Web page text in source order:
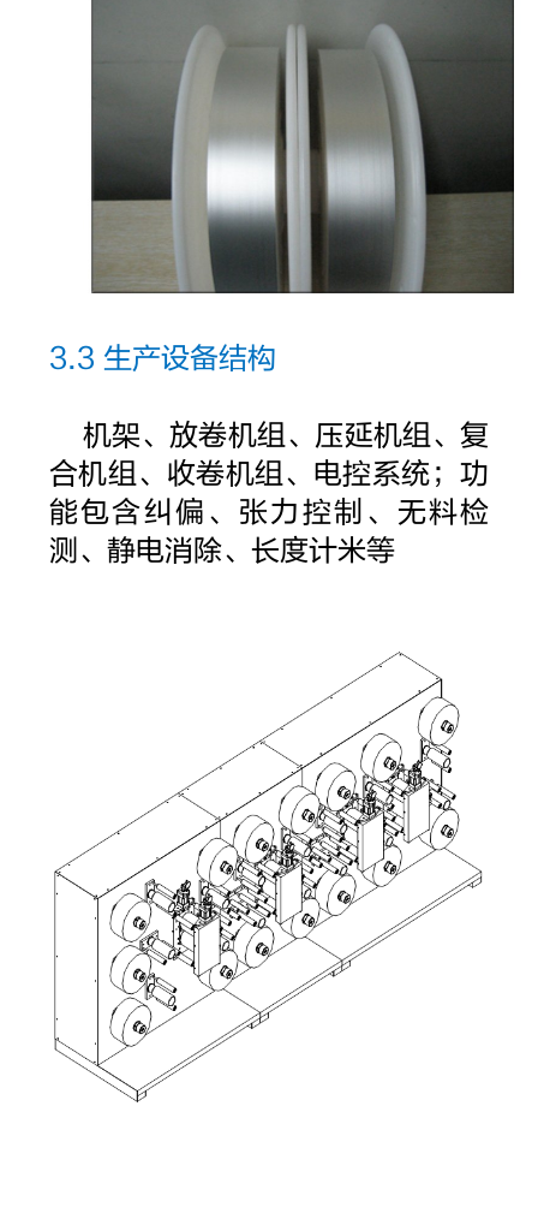
3.3 生产设备结构
机架、放卷机组、压延机组、复
合机组、收卷机组、电控系统；功
能包含纠偏、张力控制、无料检
测、静电消除、长度计米等